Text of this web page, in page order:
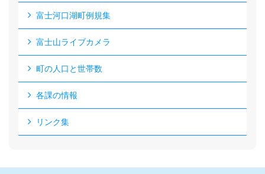
富士河口湖町例規集
富士山ライブカメラ
町の人口と世帯数
各課の情報
リンク集